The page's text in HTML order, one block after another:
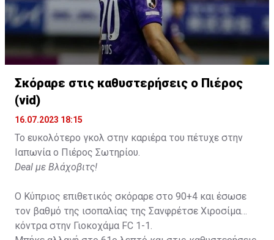
Σκόραρε στις καθυστερήσεις ο Πιέρος
(vid)
16.07.2023 18:15
Το ευκολότερο γκολ στην καριέρα του πέτυχε στην
Ιαπωνία ο Πιέρος Σωτηρίου.
Deal με Βλάχοβιτς!
Ο Κύπριος επιθετικός σκόραρε στο 90+4 και έσωσε
τον βαθμό της ισοπαλίας της Σανφρέτσε Χιροσίμα
κόντρα στην Γιοκοχάμα FC 1-1.